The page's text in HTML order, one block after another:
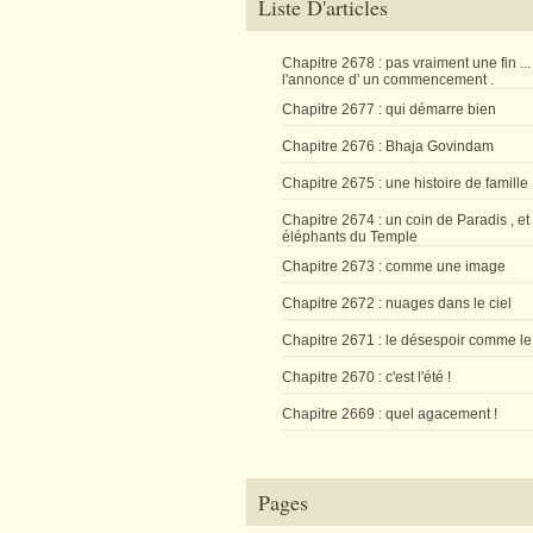
Liste D'articles
Chapitre 2678 : pas vraiment une fin ...
l'annonce d' un commencement .
Chapitre 2677 : qui démarre bien
Chapitre 2676 : Bhaja Govindam
Chapitre 2675 : une histoire de famille
Chapitre 2674 : un coin de Paradis , et
éléphants du Temple
Chapitre 2673 : comme une image
Chapitre 2672 : nuages dans le ciel
Chapitre 2671 : le désespoir comme
Chapitre 2670 : c'est l'été !
Chapitre 2669 : quel agacement !
Pages